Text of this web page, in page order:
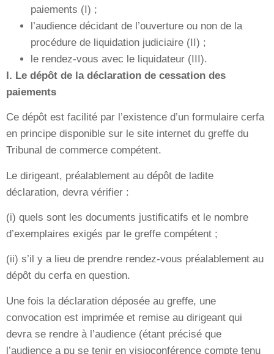
paiements (I) ;
l’audience décidant de l’ouverture ou non de la
procédure de liquidation judiciaire (II) ;
le rendez-vous avec le liquidateur (III).
I. Le dépôt de la déclaration de cessation des
paiements
Ce dépôt est facilité par l’existence d’un formulaire cerfa
en principe disponible sur le site internet du greffe du
Tribunal de commerce compétent.
Le dirigeant, préalablement au dépôt de ladite
déclaration, devra vérifier :
(i) quels sont les documents justificatifs et le nombre
d’exemplaires exigés par le greffe compétent ;
(ii) s’il y a lieu de prendre rendez-vous préalablement au
dépôt du cerfa en question.
Une fois la déclaration déposée au greffe, une
convocation est imprimée et remise au dirigeant qui
devra se rendre à l’audience (étant précisé que
l’audience a pu se tenir en visioconférence compte tenu